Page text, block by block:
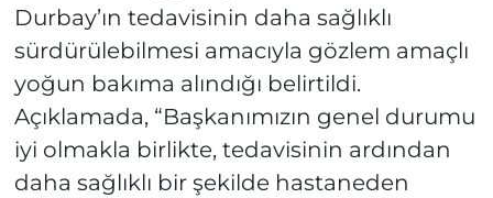
Durbay’ın tedavisinin daha sağlıklı
sürdürülebilmesi amacıyla gözlem amaçlı
yoğun bakıma alındığı belirtildi.
Açıklamada, “Başkanımızın genel durumu
iyi olmakla birlikte, tedavisinin ardından
daha sağlıklı bir şekilde hastaneden